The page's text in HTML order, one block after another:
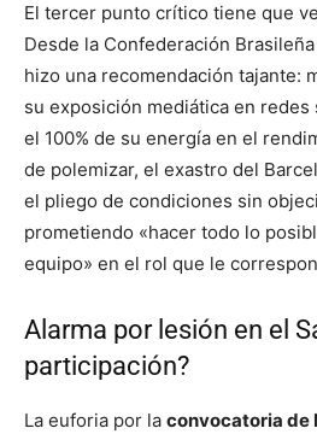
El tercer punto crítico tiene que
Desde la Confederación
hizo una recomendación tajante:
su exposición mediática en
el 100% de su energía en el
de polemizar, el exastro del
el pliego de condiciones sin
prometiendo «hacer todo lo
equipo» en el rol que le
Alarma por lesión en el
participación?
La euforia por la convocatoria de